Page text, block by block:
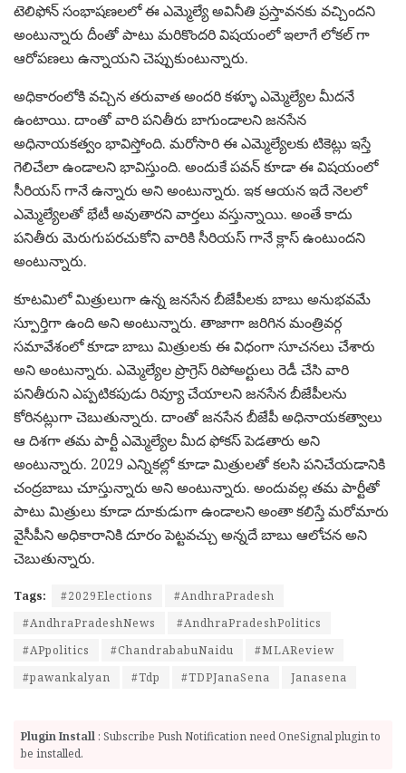
టెలిఫోన్ సంభాషణలలో ఈ ఎమ్మెల్యే అవినీతి ప్రస్తావనకు వచ్చిందని
అంటున్నారు దీంతో పాటు మరికొందరి విషయంలో ఇలాగే లోకల్ గా
ఆరోపణలు ఉన్నాయని చెప్పుకుంటున్నారు.
అధికారంలోకి వచ్చిన తరువాత అందరి కళ్ళూ ఎమ్మెల్యేల మీదనే
ఉంటాయి. దాంతో వారి పనితీరు బాగుండాలని జనసేన
అధినాయకత్వం భావిస్తోంది. మరోసారి ఈ ఎమ్మెల్యేలకు టికెట్లు ఇస్తే
గెలిచేలా ఉండాలని భావిస్తుంది. అందుకే పవన్ కూడా ఈ విషయంలో
సీరియస్ గానే ఉన్నారు అని అంటున్నారు. ఇక ఆయన ఇదే నెలలో
ఎమ్మెల్యేలతో భేటీ అవుతారని వార్తలు వస్తున్నాయి. అంతే కాదు
పనితీరు మెరుగుపరచుకోని వారికి సీరియస్ గానే క్లాస్ ఉంటుందని
అంటున్నారు.
కూటమిలో మిత్రులుగా ఉన్న జనసేన బీజేపీలకు బాబు అనుభవమే
స్పూర్తిగా ఉంది అని అంటున్నారు. తాజాగా జరిగిన మంత్రివర్గ
సమావేశంలో కూడా బాబు మిత్రులకు ఈ విధంగా సూచనలు చేశారు
అని అంటున్నారు. ఎమ్మెల్యేల ప్రొగ్రెస్ రిపోఅర్టులు రెడీ చేసి వారి
పనితీరుని ఎప్పటికపుడు రివ్యూ చేయాలని జనసేన బీజేపీలను
కోరినట్లుగా చెబుతున్నారు. దాంతో జనసేన బీజేపీ అధినాయకత్వాలు
ఆ దిశగా తమ పార్టీ ఎమ్మెల్యేల మీద ఫోకస్ పెడతారు అని
అంటున్నారు. 2029 ఎన్నికల్లో కూడా మిత్రులతో కలసి పనిచేయడానికి
చంద్రబాబు చూస్తున్నారు అని అంటున్నారు. అందువల్ల తమ పార్టీతో
పాటు మిత్రులు కూడా దూకుడుగా ఉండాలని అంతా కలిస్తే మరోమారు
వైసీపీని అధికారానికి దూరం పెట్టవచ్చు అన్నదే బాబు ఆలోచన అని
చెబుతున్నారు.
Tags: #2029Elections
#AndhraPradesh
#AndhraPradeshNews
#AndhraPradeshPolitics
#APpolitics
#ChandrababuNaidu
#MLAReview
#pawankalyan
#Tdp #TDPJanaSena Janasena
Plugin Install : Subscribe Push Notification need OneSignal plugin to
be installed.